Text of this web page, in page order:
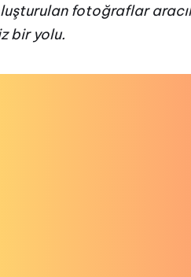
fotoğraflar
bir yolu.